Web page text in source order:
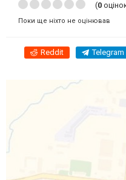
(0
Поки ще ніхто не оцінював
Reddit Telegram